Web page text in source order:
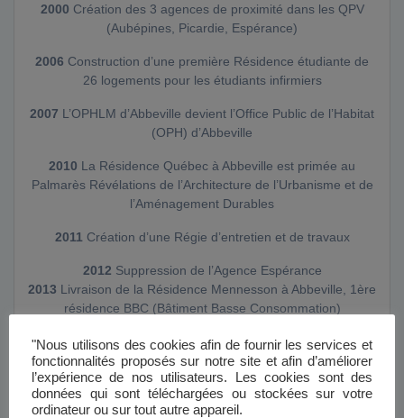
2000 Création des 3 agences de proximité dans les QPV
(Aubépines, Picardie, Espérance)
2006 Construction d’une première Résidence étudiante de
26 logements pour les étudiants infirmiers
2007 L’OPHLM d’Abbeville devient l’Office Public de l’Habitat
(OPH) d’Abbeville
2010 La Résidence Québec à Abbeville est primée au
Palmarès Révélations de l’Architecture de l’Urbanisme et de
l’Aménagement Durables
2011 Création d’une Régie d’entretien et de travaux
2012 Suppression de l’Agence Espérance
2013 Livraison de la Résidence Mennesson à Abbeville, 1ère
résidence BBC (Bâtiment Basse Consommation)
Communes de l’Abbevillois
2015Le quartier du Soleil Levant est déclaré Quartier
d’Intérêt Régional
"Nous utilisons des cookies afin de fournir les services et
fonctionnalités proposés sur notre site et afin d’améliorer
l’expérience de nos utilisateurs. Les cookies sont des
données qui sont téléchargées ou stockées sur votre
ordinateur ou sur tout autre appareil.